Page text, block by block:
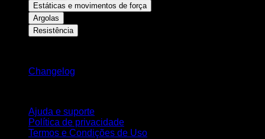
Estáticas e movimentos de força
Argolas
Resistência
Changelog
Ajuda e suporte
Política de privacidade
Termos e Condições de Uso